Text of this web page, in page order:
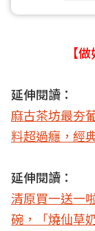
【
延伸閱讀：
麻古茶坊最夯
料超過癮，經
延伸閱讀：
清原買一送一
碗，「燒仙草